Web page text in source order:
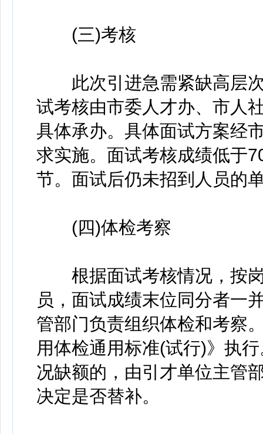
(三)考核
此次引进急需紧缺高层次
试考核由市委人才办、市人
具体承办。具体面试方案经
求实施。面试考核成绩低于
节。面试后仍未招到人员的
(四)体检考察
根据面试考核情况，按岗
员，面试成绩末位同分者一
管部门负责组织体检和考察
用体检通用标准(试行)》执
况缺额的，由引才单位主管
决定是否替补。